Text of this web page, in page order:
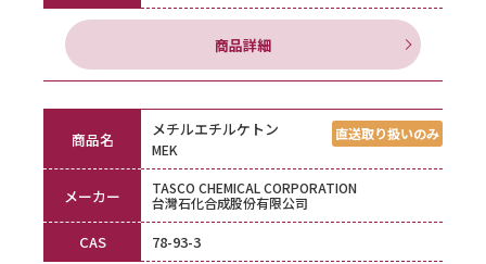
商品詳細
商品名 メチルエチルケトン
MEK
メーカー
TASCO CHEMICAL CORPORATION
台灣石化合成股份有限公司
CAS 78-93-3